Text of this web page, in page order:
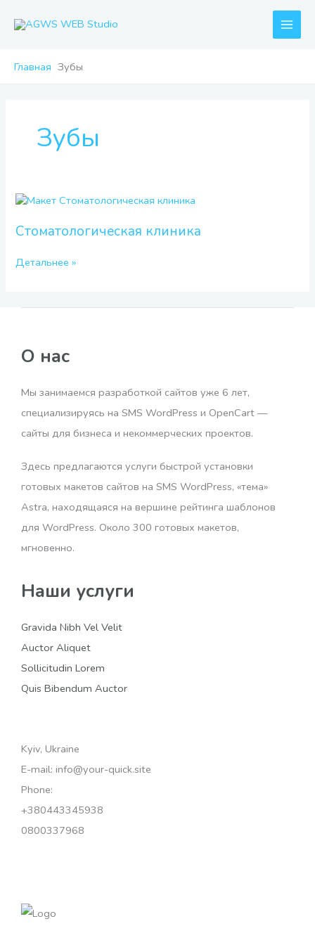
Главная Зубы
Зубы
Стоматологическая клиника
Стоматологическая
Детальнее »
О нас
Мы занимаемся разработкой сайтов уже 6 лет,
специализируясь на SMS WordPress и OpenCart —
сайты для бизнеса и некоммерческих проектов.
Здесь предлагаются услуги быстрой установки
готовых макетов сайтов на SMS WordPress, «тема»
Astra, находящаяся на вершине рейтинга шаблонов
для WordPress. Около 300 готовых макетов,
мгновенно.
Наши услуги
Gravida Nibh Vel Velit
Auctor Aliquet
Sollicitudin Lorem
Quis Bibendum Auctor
Kyiv, Ukraine
E-mail: info@your-quick.site
Phone:
+380443345938
0800337968